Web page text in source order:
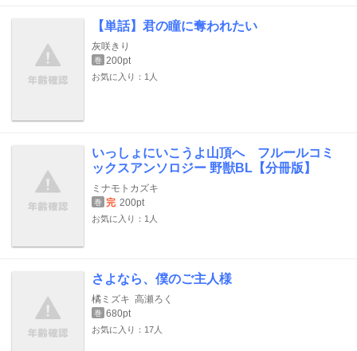
【単話】君の瞳に奪われたい
灰咲きり
巻 200pt
お気に入り：1人
いっしょにいこうよ山頂へ フルールコミ
ックスアンソロジー 野獣BL【分冊版】
ミナモトカズキ
巻 完 200pt
お気に入り：1人
さよなら、僕のご主人様
橘ミズキ 高瀬ろく
巻 680pt
お気に入り：17人